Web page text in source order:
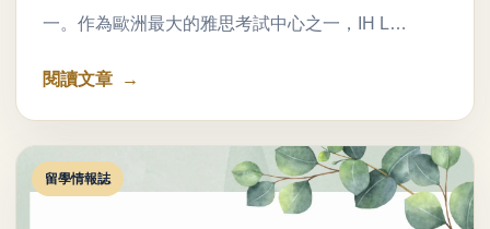
一。作為歐洲最大的雅思考試中心之一，IH L…
閱讀文章
留學情報誌